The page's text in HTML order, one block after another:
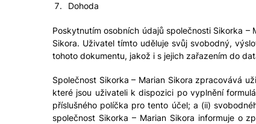
Dohoda
Poskytnutím osobních údajů společnosti Sikorka
Sikora. Uživatel tímto uděluje svůj svobodný,
tohoto dokumentu, jakož i s jejich zařazením do
Společnost Sikorka – Marian Sikora zpracovává
které jsou uživateli k dispozici po vyplnění
příslušného políčka pro tento účel; a (ii)
společnost Sikorka – Marian Sikora informuje o